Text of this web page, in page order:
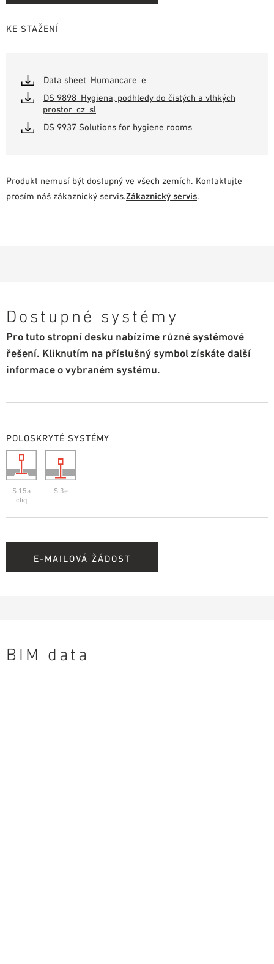
KE STAŽENÍ
Data sheet_Humancare_e
DS 9898_Hygiena, podhledy do čistých a vlhkých
prostor_cz_sl
DS 9937 Solutions for hygiene rooms
Produkt nemusí být dostupný ve všech zemích. Kontaktujte
prosím náš zákaznický servis.Zákaznický servis.
Dostupné systémy
Pro tuto stropní desku nabízíme různé systémové
řešení. Kliknutím na příslušný symbol získáte další
informace o vybraném systému.
POLOSKRYTÉ SYSTÉMY
S 15a
cliq
S 3e
E-MAILOVÁ ŽÁDOST
BIM data